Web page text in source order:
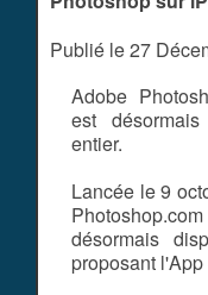
Publié le 27
Adobe
est
entier.
Lancée le 9
désormais
proposant